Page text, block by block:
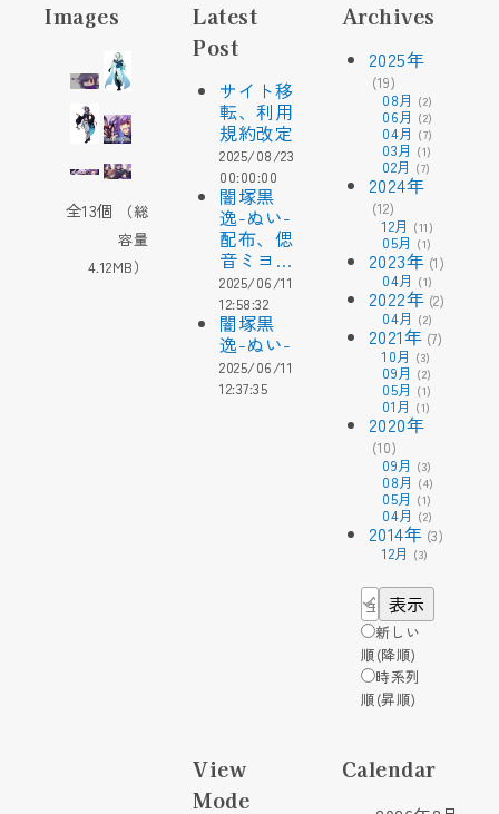
Images
全13個
（総
容量
4.12MB）
Latest
Post
サイト移
転、利用
規約改定
2025/08/23
00:00:00
闇塚黒
逸-ぬい-
配布、偲
音ミヨ…
2025/06/11
12:58:32
闇塚黒
逸-ぬい-
2025/06/11
12:37:35
Archives
2025年
(19)
08月 (2)
06月 (2)
04月 (7)
03月 (1)
02月 (7)
2024年
(12)
12月 (11)
05月 (1)
2023年 (1)
04月 (1)
2022年 (2)
04月 (2)
2021年 (7)
10月 (3)
09月 (2)
05月 (1)
01月 (1)
2020年
(10)
09月 (3)
08月 (4)
05月 (1)
04月 (2)
2014年 (3)
12月 (3)
新しい
順(降順)
時系列
順(昇順)
View
Mode
Calendar